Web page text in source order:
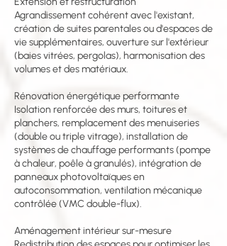
Agrandissement cohérent avec l'existant,
création de suites parentales ou d'espaces de
vie supplémentaires, ouverture sur l'extérieur
(baies vitrées, pergolas), harmonisation des
volumes et des matériaux.
Rénovation énergétique performante
Isolation renforcée des murs, toitures et
planchers, remplacement des menuiseries
(double ou triple vitrage), installation de
systèmes de chauffage performants (pompe
à chaleur, poêle à granulés), intégration de
panneaux photovoltaïques en
autoconsommation, ventilation mécanique
contrôlée (VMC double-flux).
Aménagement intérieur sur-mesure